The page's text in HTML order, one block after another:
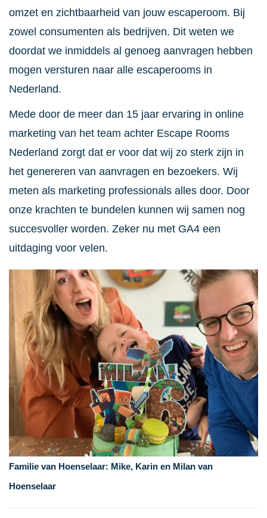
omzet en zichtbaarheid van jouw escaperoom. Bij
zowel consumenten als bedrijven. Dit weten we
doordat we inmiddels al genoeg aanvragen hebben
mogen versturen naar alle escaperooms in
Nederland.
Mede door de meer dan 15 jaar ervaring in online
marketing van het team achter Escape Rooms
Nederland zorgt dat er voor dat wij zo sterk zijn in
het genereren van aanvragen en bezoekers. Wij
meten als marketing professionals alles door. Door
onze krachten te bundelen kunnen wij samen nog
succesvoller worden. Zeker nu met GA4 een
uitdaging voor velen.
Familie van Hoenselaar: Mike, Karin en Milan van
Hoenselaar